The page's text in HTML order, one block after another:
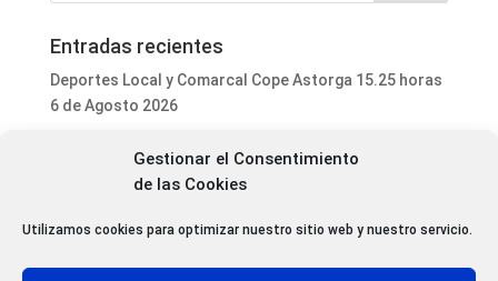
Gestionar el Consentimiento
de las Cookies
Utilizamos cookies para optimizar nuestro sitio web y nuestro servicio.
Entradas recientes
Deportes Local y Comarcal Cope Astorga 15.25 horas
6 de Agosto 2026
Luis Fernández Terrón dona 1.020 euros a la